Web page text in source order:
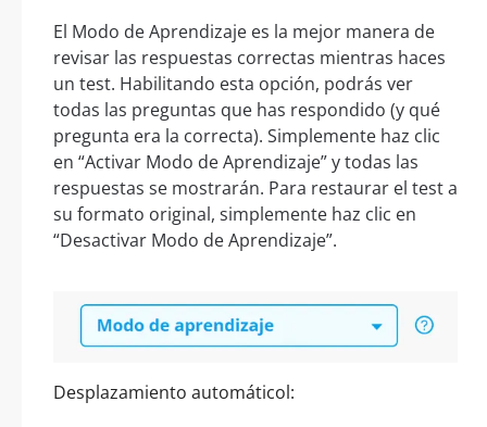
El Modo de Aprendizaje es la mejor manera de
revisar las respuestas correctas mientras haces
un test. Habilitando esta opción, podrás ver
todas las preguntas que has respondido (y qué
pregunta era la correcta). Simplemente haz clic
en “Activar Modo de Aprendizaje” y todas las
respuestas se mostrarán. Para restaurar el test a
su formato original, simplemente haz clic en
“Desactivar Modo de Aprendizaje”.
Desplazamiento automáticol: